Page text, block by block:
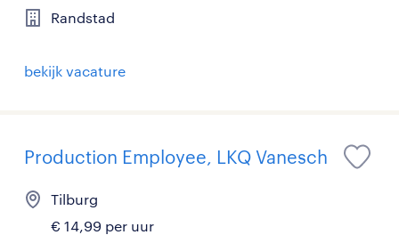
Randstad
bekijk vacature
Production Employee, LKQ Vanesch
Tilburg
€ 14,99 per uur